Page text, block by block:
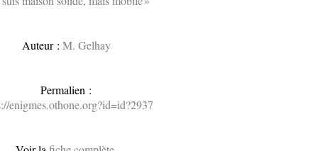
Auteur : M. Gelhay
Permalien :
enigmes.othone.org?id=id?2937